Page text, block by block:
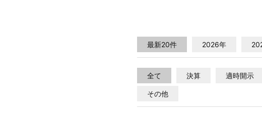
最新20件 2026年
全て 決算 適時開示
その他